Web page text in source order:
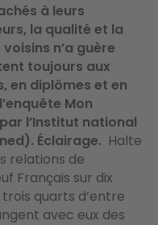
à leurs
la qualité et la
n’a guère
toujours aux
en diplômes et en
Mon
l’Institut national
Éclairage. Halte
relations de
Français sur dix
quarts d’entre
avec eux des